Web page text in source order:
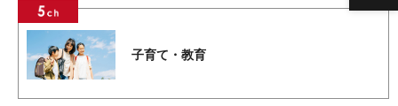
子育て・教育